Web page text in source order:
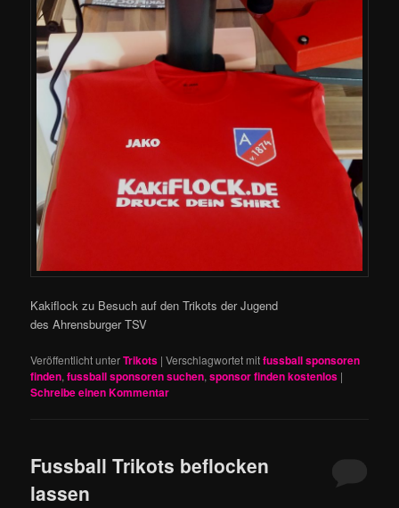
Kakiflock zu Besuch auf den Trikots der Jugend
des Ahrensburger TSV
Veröffentlicht unterTrikots |Verschlagwortet mitfussball sponsoren
finden,fussball sponsoren suchen,sponsor finden kostenlos |
Schreibe einen Kommentar
Fussball Trikots beflocken
lassen